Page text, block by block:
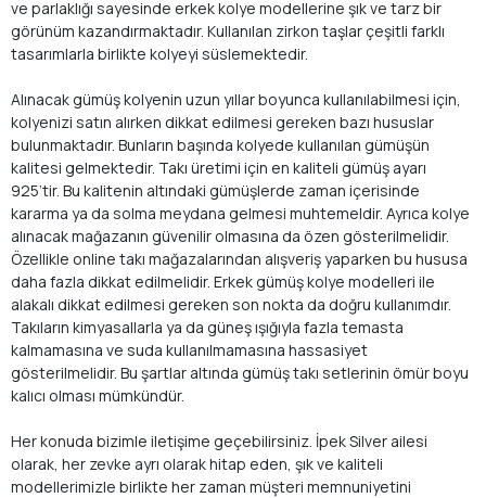
ve parlaklığı sayesinde erkek kolye modellerine şık ve tarz bir
görünüm kazandırmaktadır. Kullanılan zirkon taşlar çeşitli farklı
tasarımlarla birlikte kolyeyi süslemektedir.
Alınacak gümüş kolyenin uzun yıllar boyunca kullanılabilmesi için,
kolyenizi satın alırken dikkat edilmesi gereken bazı hususlar
bulunmaktadır. Bunların başında kolyede kullanılan gümüşün
kalitesi gelmektedir. Takı üretimi için en kaliteli gümüş ayarı
925’tir. Bu kalitenin altındaki gümüşlerde zaman içerisinde
kararma ya da solma meydana gelmesi muhtemeldir. Ayrıca kolye
alınacak mağazanın güvenilir olmasına da özen gösterilmelidir.
Özellikle online takı mağazalarından alışveriş yaparken bu hususa
daha fazla dikkat edilmelidir. Erkek gümüş kolye modelleri ile
alakalı dikkat edilmesi gereken son nokta da doğru kullanımdır.
Takıların kimyasallarla ya da güneş ışığıyla fazla temasta
kalmamasına ve suda kullanılmamasına hassasiyet
gösterilmelidir. Bu şartlar altında gümüş takı setlerinin ömür boyu
kalıcı olması mümkündür.
Her konuda bizimle iletişime geçebilirsiniz. İpek Silver ailesi
olarak, her zevke ayrı olarak hitap eden, şık ve kaliteli
modellerimizle birlikte her zaman müşteri memnuniyetini